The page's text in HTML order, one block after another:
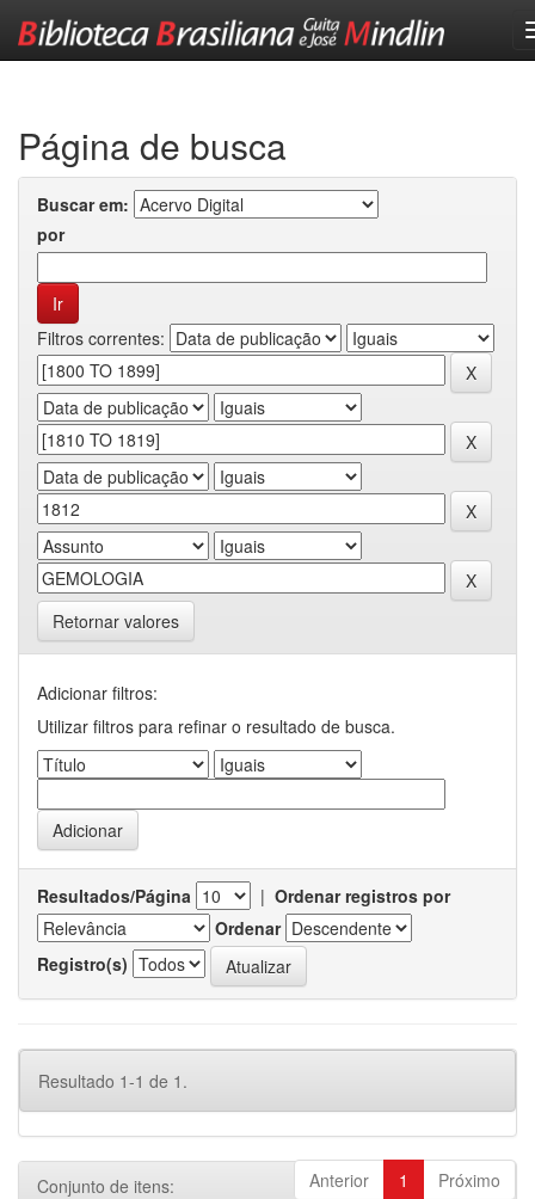
Página de busca
Buscar em:
por
Filtros correntes:
Retornar valores
Adicionar filtros:
Utilizar filtros para refinar o resultado de busca.
Resultados/Página | Ordenar registros por
Ordenar
Registro(s)
Resultado 1-1 de 1.
Anterior 1 Próximo
Conjunto de itens: